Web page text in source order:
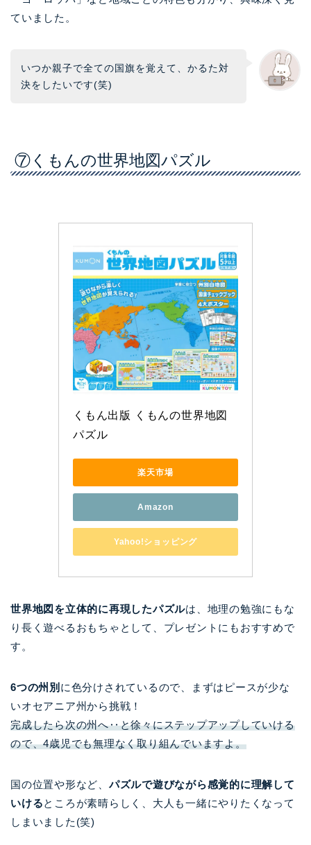
ていました。
いつか親子で全ての国旗を覚えて、かるた対
決をしたいです(笑)
⑦くもんの世界地図パズル
くもん出版 くもんの世界地図
パズル
楽天市場
Amazon
Yahoo!ショッピング
世界地図を立体的に再現したパズルは、地理の勉強にもな
り長く遊べるおもちゃとして、プレゼントにもおすすめで
す。
6つの州別 に色分けされているので、まずはピースが少な
いオセアニア州から挑戦！
完成したら次の州へ‥と徐々にステップアップしていける
ので、4歳児でも無理なく取り組んでいますよ。
国の位置や形など、パズルで遊びながら感覚的に理解して
いけるところが素晴らしく、大人も一緒にやりたくなって
しまいました(笑)